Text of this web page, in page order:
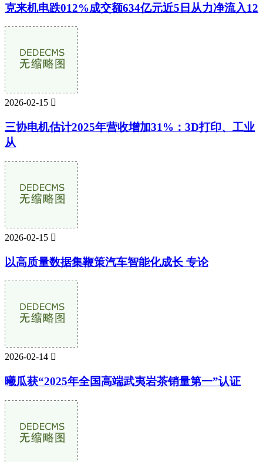
克来机电跌012%成交额634亿元近5日从力净流入12
2026-02-15 
三协电机估计2025年营收增加31%：3D打印、工业
从
2026-02-15 
以高质量数据集鞭策汽车智能化成长 专论
2026-02-14 
曦瓜获“2025年全国高端武夷岩茶销量第一”认证